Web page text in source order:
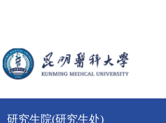
研究生院(研究生处)